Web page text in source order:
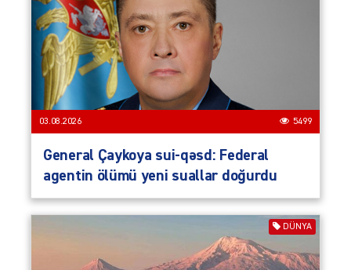
03.08.2026 5499
General Çaykoya sui-qəsd: Federal
agentin ölümü yeni suallar doğurdu
DÜNYA